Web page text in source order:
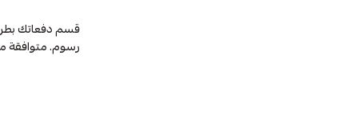
رسوم. متوافقة